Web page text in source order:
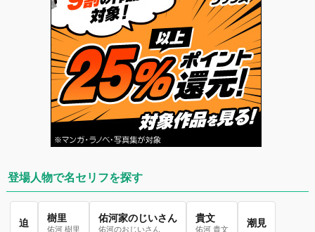
登場人物で名セリフを探す
迫 樹里
佑河 樹里
佑河家のじいさん
佑河のおじいさん
貴文
佑河 貴文
潮見